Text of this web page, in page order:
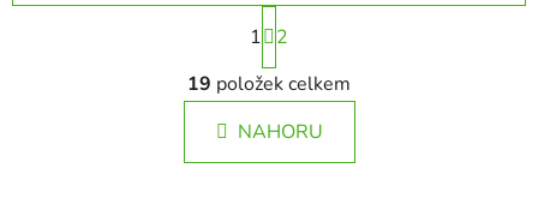
O
v
l
á
d
S
t
r
á
n
k
1
2
19 položek celkem
NAHORU